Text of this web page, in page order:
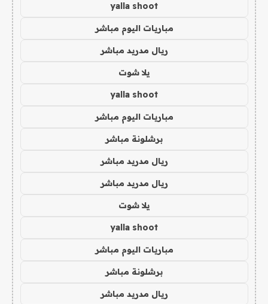
yalla shoot
مباريات اليوم مباشر
ريال مدريد مباشر
يلا شوت
yalla shoot
مباريات اليوم مباشر
برشلونة مباشر
ريال مدريد مباشر
ريال مدريد مباشر
يلا شوت
yalla shoot
مباريات اليوم مباشر
برشلونة مباشر
ريال مدريد مباشر